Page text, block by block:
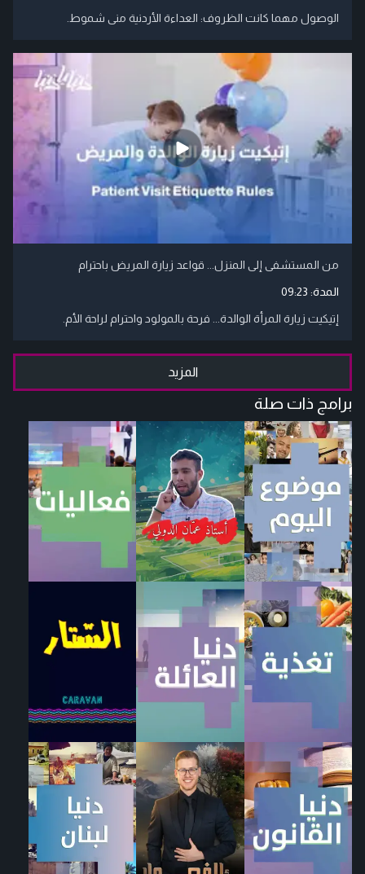
الوصول مهما كانت الظروف: العداءة الأردنية منى شموط.
من المستشفى إلى المنزل... قواعد زيارة المريض باحترام
المدة: 09:23
إتيكيت زيارة المرأة الوالدة... فرحة بالمولود واحترام لراحة الأم.
المزيد
برامج ذات صلة